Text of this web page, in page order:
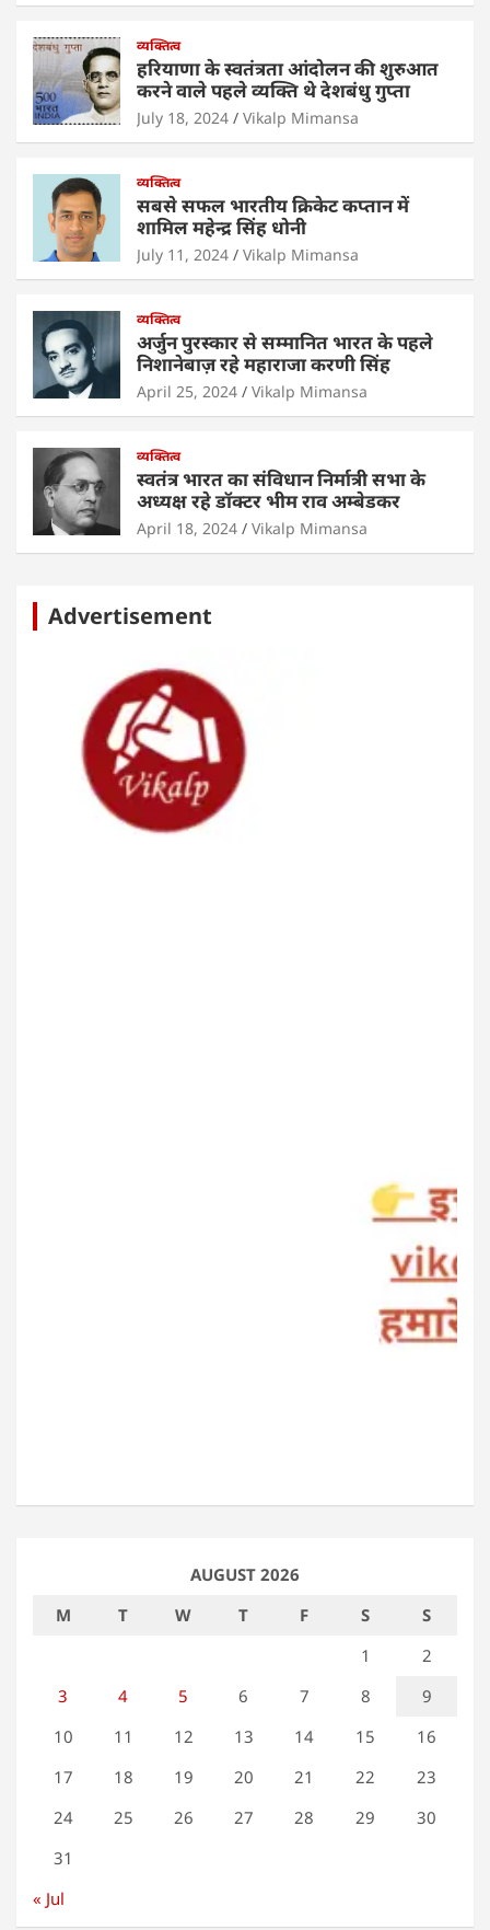
at
s
A
p
p
c
e
b
o
o
er e
dI
n
l e
व्यक्तित्व
हरियाणा के स्वतंत्रता आंदोलन की शुरुआत
करने वाले पहले व्यक्ति थे देशबंधु गुप्ता
July 18, 2024 Vikalp Mimansa
व्यक्तित्व
सबसे सफल भारतीय क्रिकेट कप्तान में
शामिल महेन्द्र सिंह धोनी
July 11, 2024 Vikalp Mimansa
व्यक्तित्व
अर्जुन पुरस्कार से सम्मानित भारत के पहले
निशानेबाज़ रहे महाराजा करणी सिंह
April 25, 2024 Vikalp Mimansa
व्यक्तित्व
स्वतंत्र भारत का संविधान निर्मात्री सभा के
अध्यक्ष रहे डॉक्टर भीम राव अम्बेडकर
April 18, 2024 Vikalp Mimansa
Advertisement
AUGUST 2026
M
T W T F S
S
1
2
3
4 5 6 7 8
9
10
11 12 13 14 15
16
17
18 19 20 21 22
23
24
25 26 27 28 29
30
31
« Jul